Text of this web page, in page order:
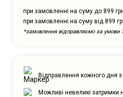
при замовленні на суму до 899
при замовленні на суму від
*замовлення відправляємо за умови
Відправлення кожного дня з
Можливі невеликі затримки